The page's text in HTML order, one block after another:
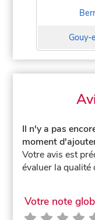
Gouy-
Il n'y a pas
moment
Votre avis est
évaluer la qualité
Votre note